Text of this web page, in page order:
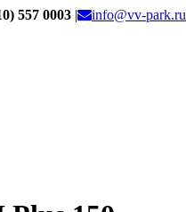
557 0003 | info@vv-park.ru